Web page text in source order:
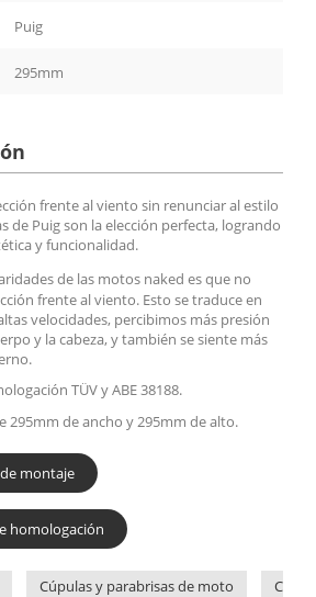
Puig
295mm
frente al viento sin renunciar al estilo
de Puig son la elección perfecta, logrando
y funcionalidad.
de las motos naked es que no
frente al viento. Esto se traduce en
velocidades, percibimos más presión
y la cabeza, y también se siente más
TÜV y ABE 38188.
295mm de ancho y 295mm de alto.
montaje
homologación
Cúpulas y parabrisas de moto